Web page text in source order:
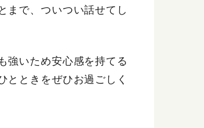
まで、ついつい話せてし
強いため安心感を持てる
とときをぜひお過ごしく